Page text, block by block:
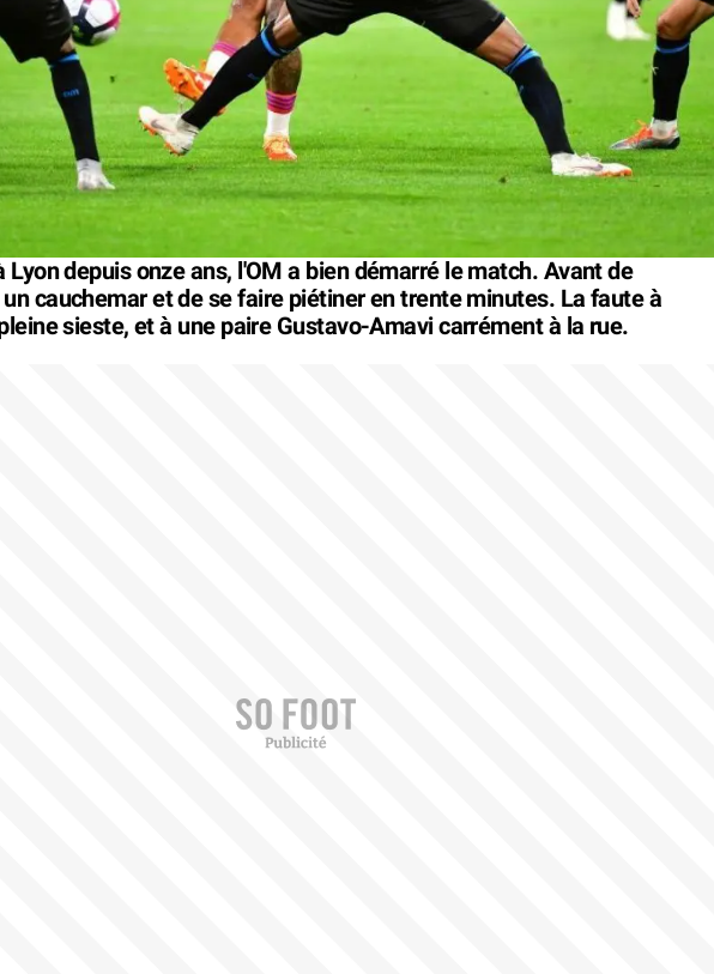
Lyon depuis onze ans, l'OM a bien démarré le match. Avant de
cauchemar et de se faire piétiner en trente minutes. La faute à
sieste, et à une paire Gustavo-Amavi carrément à la rue.